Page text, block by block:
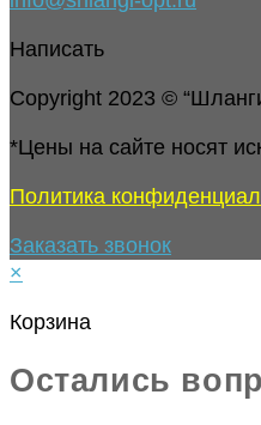
Написать
Copyright 2023 ©
*Цены на сайте носят
Политика
Заказать звонок
×
Корзина
Остались